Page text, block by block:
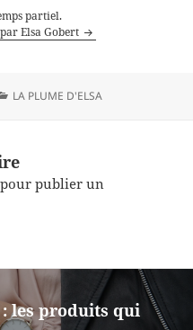
partiel.
Elsa Gobert
Catégories
LA PLUME D'ELSA
pour publier un
: les produits qui